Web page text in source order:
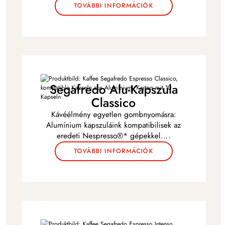
TOVÁBBI INFORMÁCIÓK
Segafredo Alu-Kapszula
Classico
Kávéélmény egyetlen gombnyomásra:
Alumínium kapszuláink kompatibilisek az
eredeti Nespresso®* gépekkel....
TOVÁBBI INFORMÁCIÓK